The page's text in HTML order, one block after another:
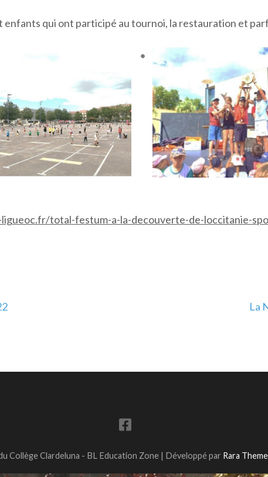
qui ont participé au tournoi, la restauration et
total-festum-a-la-decouverte-de-loccitanie-
La
Collège Clardeluna - BL Education Zone | Développé par Rara